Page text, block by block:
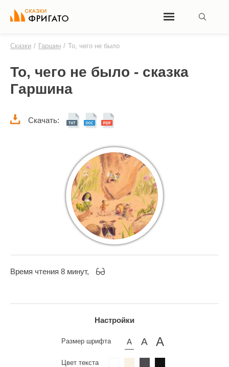
Сказки / Гаршин / То, чего не было
То, чего не было - сказка
Гаршина
Скачать:
Время чтения 8 минут,
Настройки
Размер шрифта
Цвет текста